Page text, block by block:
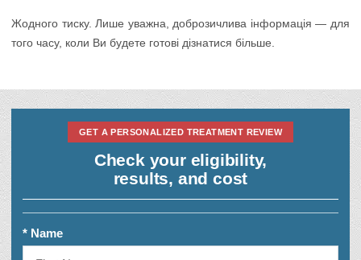
Жодного тиску. Лише уважна, доброзичлива інформація — для
того часу, коли Ви будете готові дізнатися більше.
GET A PERSONALIZED TREATMENT REVIEW
Check your eligibility,
results, and cost
* Name